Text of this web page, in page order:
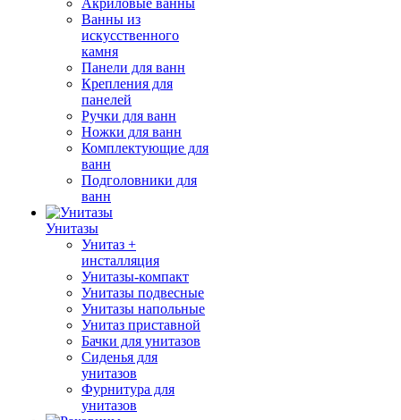
Акриловые ванны
Ванны из
искусственного
камня
Панели для ванн
Крепления для
панелей
Ручки для ванн
Ножки для ванн
Комплектующие для
ванн
Подголовники для
ванн
Унитазы
Унитаз +
инсталляция
Унитазы-компакт
Унитазы подвесные
Унитазы напольные
Унитаз приставной
Бачки для унитазов
Сиденья для
унитазов
Фурнитура для
унитазов